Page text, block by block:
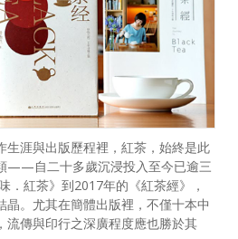
生涯與出版歷程裡，紅茶，始終是此
——自二十多歲沉浸投入至今已逾三
．紅茶》到2017年的《紅茶經》，
晶。尤其在簡體出版裡，不僅十本中
流傳與印行之深廣程度應也勝於其